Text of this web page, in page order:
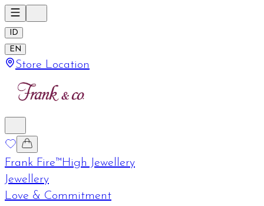
ID
EN
Store Location
Frank Fire™High Jewellery
Jewellery
Love & Commitment